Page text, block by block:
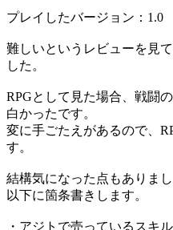
プレイしたバージョン：1.0
難しいというレビューを見
した。
RPGとして見た場合、戦闘
白かったです。
変に手ごたえがあるので、
す。
結構気になった点もありまし
以下に箇条書きします。
・アジトで売っているスキ